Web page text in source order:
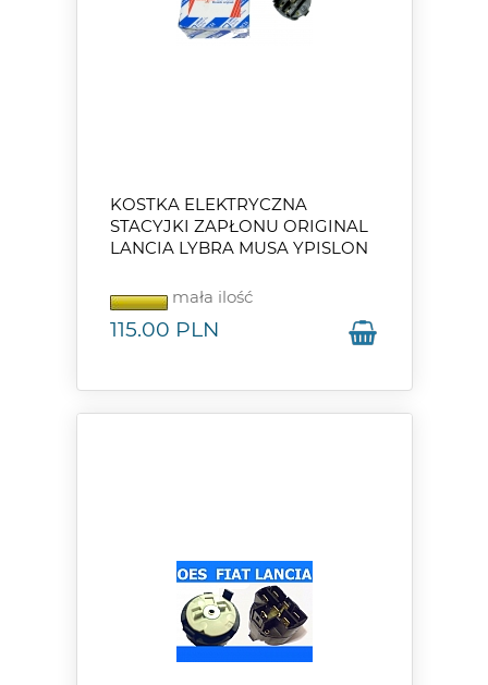
KOSTKA ELEKTRYCZNA
STACYJKI ZAPŁONU ORIGINAL
LANCIA LYBRA MUSA YPISLON
mała ilość
115.00 PLN